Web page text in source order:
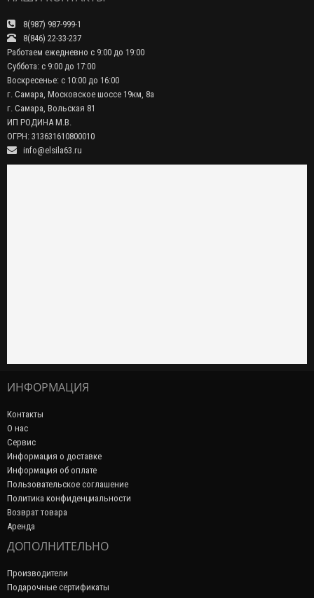
8(987) 987-999-1
8(846) 22-33-237
Работаем ежедневно с 9:00 до 19:00
Суббота: с 9:00 до 17:00
Воскресенье: с 10:00 до 16:00
г. Самара, Московское шоссе 19км, 8а
г. Самара, Вольская 81
ИП РОДИНА М.В.
ОГРН: 313631610800010
info@elsila63.ru
ИНФОРМАЦИЯ
Контакты
О нас
Сервис
Информация о доставке
Информация об оплате
Пользовательское соглашение
Политика конфиденциальности
Возврат товара
Аренда
ДОПОЛНИТЕЛЬНО
Производители
Подарочные сертификаты